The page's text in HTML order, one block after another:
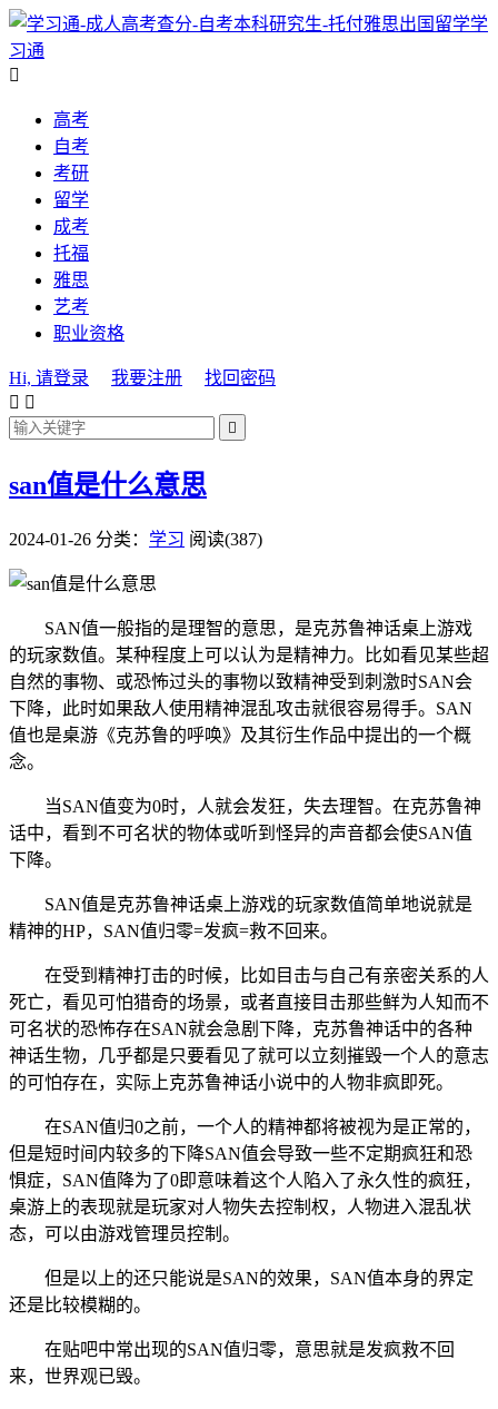
学
习通

高考
自考
考研
留学
成考
托福
雅思
艺考
职业资格
Hi, 请登录 我要注册
找回密码
 

san值是什么意思
2024-01-26 分类： 学习 阅读(387)
SAN值一般指的是理智的意思，是克苏鲁神话桌上游戏
的玩家数值。某种程度上可以认为是精神力。比如看见某些超
自然的事物、或恐怖过头的事物以致精神受到刺激时SAN会
下降，此时如果敌人使用精神混乱攻击就很容易得手。SAN
值也是桌游《克苏鲁的呼唤》及其衍生作品中提出的一个概
念。
当SAN值变为0时，人就会发狂，失去理智。在克苏鲁神
话中，看到不可名状的物体或听到怪异的声音都会使SAN值
下降。
SAN值是克苏鲁神话桌上游戏的玩家数值简单地说就是
精神的HP，SAN值归零=发疯=救不回来。
在受到精神打击的时候，比如目击与自己有亲密关系的人
死亡，看见可怕猎奇的场景，或者直接目击那些鲜为人知而不
可名状的恐怖存在SAN就会急剧下降，克苏鲁神话中的各种
神话生物，几乎都是只要看见了就可以立刻摧毁一个人的意志
的可怕存在，实际上克苏鲁神话小说中的人物非疯即死。
在SAN值归0之前，一个人的精神都将被视为是正常的，
但是短时间内较多的下降SAN值会导致一些不定期疯狂和恐
惧症，SAN值降为了0即意味着这个人陷入了永久性的疯狂，
桌游上的表现就是玩家对人物失去控制权，人物进入混乱状
态，可以由游戏管理员控制。
但是以上的还只能说是SAN的效果，SAN值本身的界定
还是比较模糊的。
在贴吧中常出现的SAN值归零，意思就是发疯救不回
来，世界观已毁。